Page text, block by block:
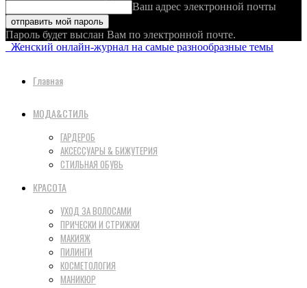
Ваш адрес электронной почты
Пароль будет выслан Вам по электронной почте.
Женский онлайн-журнал на самые разнообразные темы
Главная
МОДА&СТИЛЬ
ГАРДЕРОБ
АКСЕССУАРЫ & БИЖУТЕРИЯ
СТИЛЬНАЯ ОБУВЬ
КРАСОТА
УХОД ЗА ВОЛОСАМИ
ПРИЧЕСКИ И СТРИЖКИ
МАКИЯЖ
ПИЛИНГИ
КОСМЕТОЛОГИЯ
МАНИКЮР